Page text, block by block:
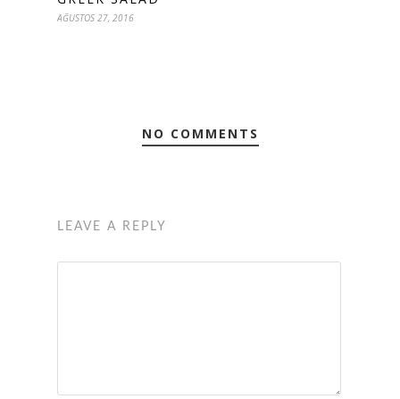
AĞUSTOS 27, 2016
NO COMMENTS
LEAVE A REPLY